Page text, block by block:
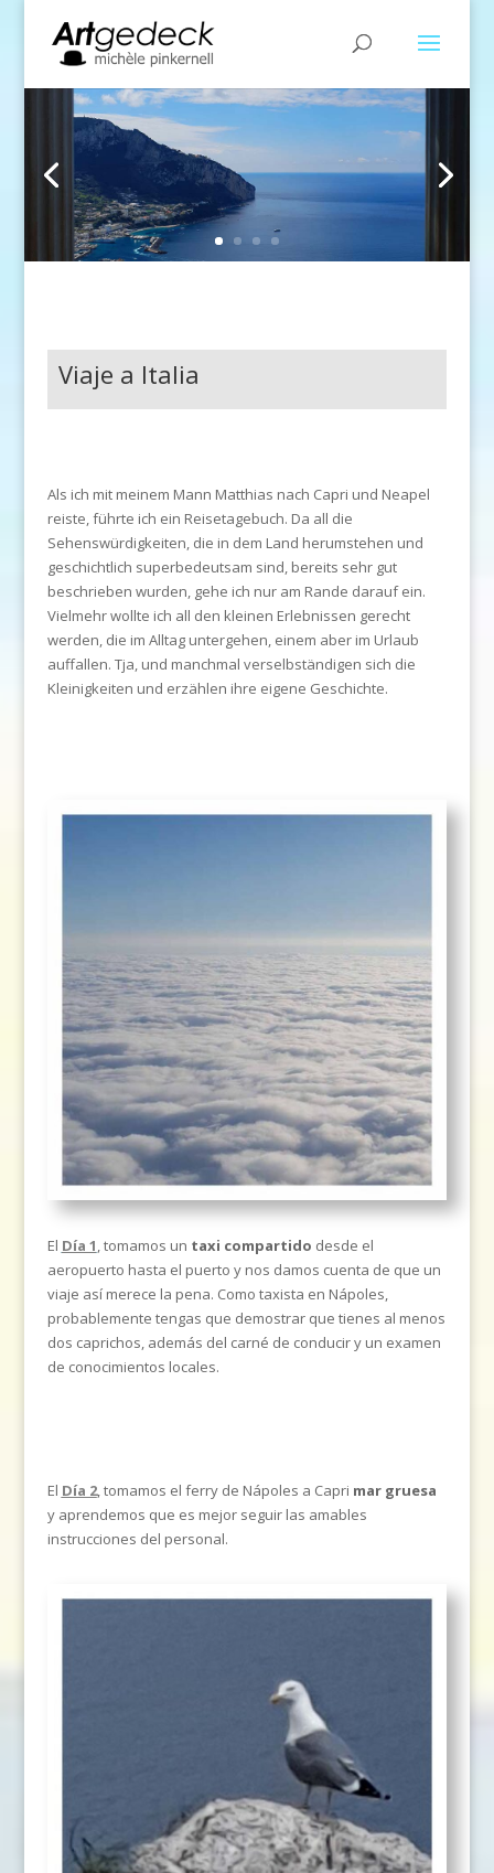
Viaje a Italia
Als ich mit meinem Mann Matthias nach Capri und Neapel
reiste, führte ich ein Reisetagebuch. Da all die
Sehenswürdigkeiten, die in dem Land herumstehen und
geschichtlich superbedeutsam sind, bereits sehr gut
beschrieben wurden, gehe ich nur am Rande darauf ein.
Vielmehr wollte ich all den kleinen Erlebnissen gerecht
werden, die im Alltag untergehen, einem aber im Urlaub
auffallen. Tja, und manchmal verselbständigen sich die
Kleinigkeiten und erzählen ihre eigene Geschichte.
El Día 1, tomamos un taxi compartido desde el
aeropuerto hasta el puerto y nos damos cuenta de que un
viaje así merece la pena. Como taxista en Nápoles,
probablemente tengas que demostrar que tienes al menos
dos caprichos, además del carné de conducir y un examen
de conocimientos locales.
El Día 2, tomamos el ferry de Nápoles a Capri mar gruesa
y aprendemos que es mejor seguir las amables
instrucciones del personal.